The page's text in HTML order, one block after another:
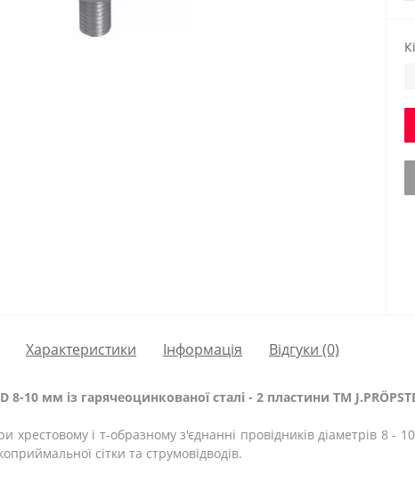
Характеристики Інформація Відгуки (0)
8-10 мм із гарячеоцинкованої сталі - 2 пластини ТМ
хрестовому і т-образному з'єднанні провідників діаметрів 8
сітки та струмовідводів.